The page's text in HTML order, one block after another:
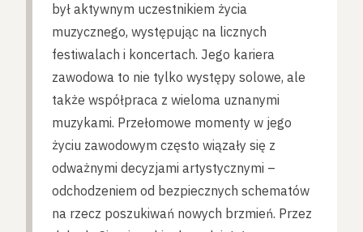
był aktywnym uczestnikiem życia
muzycznego, występując na licznych
festiwalach i koncertach. Jego kariera
zawodowa to nie tylko występy solowe, ale
także współpraca z wieloma uznanymi
muzykami. Przełomowe momenty w jego
życiu zawodowym często wiązały się z
odważnymi decyzjami artystycznymi –
odchodzeniem od bezpiecznych schematów
na rzecz poszukiwań nowych brzmień. Przez